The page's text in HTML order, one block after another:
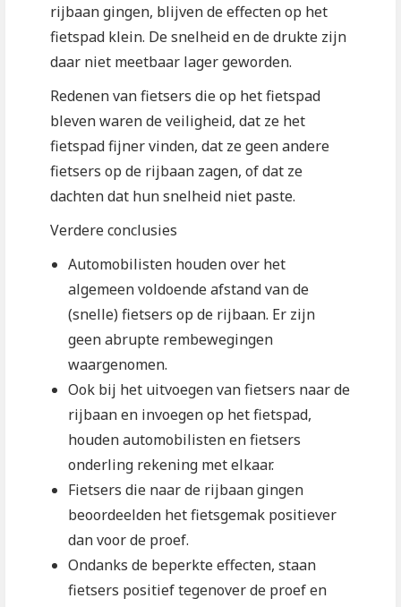
rijbaan gingen, blijven de effecten op het
fietspad klein. De snelheid en de drukte zijn
daar niet meetbaar lager geworden.
Redenen van fietsers die op het fietspad
bleven waren de veiligheid, dat ze het
fietspad fijner vinden, dat ze geen andere
fietsers op de rijbaan zagen, of dat ze
dachten dat hun snelheid niet paste.
Verdere conclusies
Automobilisten houden over het
algemeen voldoende afstand van de
(snelle) fietsers op de rijbaan. Er zijn
geen abrupte rembewegingen
waargenomen.
Ook bij het uitvoegen van fietsers naar de
rijbaan en invoegen op het fietspad,
houden automobilisten en fietsers
onderling rekening met elkaar.
Fietsers die naar de rijbaan gingen
beoordeelden het fietsgemak positiever
dan voor de proef.
Ondanks de beperkte effecten, staan
fietsers positief tegenover de proef en